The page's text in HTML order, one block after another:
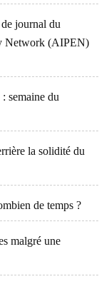
journal du
Network (AIPEN)
semaine du
la solidité du
de temps ?
malgré une